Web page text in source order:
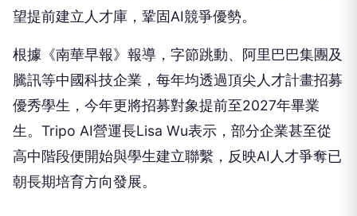
望提前建立人才庫，鞏固AI競爭優勢。
根據《南華早報》報導，字節跳動、阿里巴巴集團及
騰訊等中國科技企業，每年均透過頂尖人才計畫招募
優秀學生，今年更將招募對象提前至2027年畢業
生。Tripo AI營運長Lisa Wu表示，部分企業甚至從
高中階段便開始與學生建立聯繫，反映AI人才爭奪已
朝長期培育方向發展。